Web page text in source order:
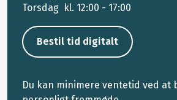
Torsdag kl. 12:00 - 17:00
Bestil tid digitalt
Du kan minimere ventetid ved at